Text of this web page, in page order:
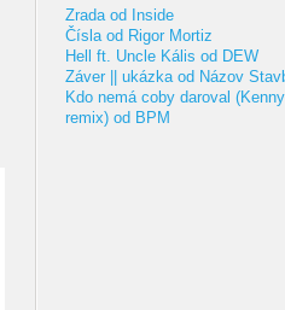
Zrada od Inside
Čísla od Rigor Mortiz
Hell ft. Uncle Kális od DEW
Záver || ukázka od Názov
Kdo nemá coby daroval
remix) od BPM